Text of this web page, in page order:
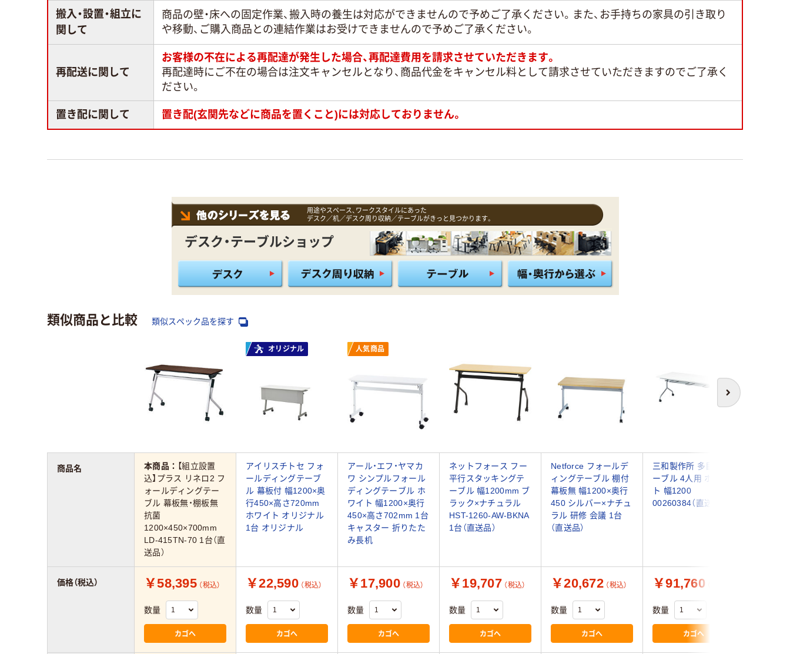
搬入・設置・組立に
関して
商品の壁・床への固定作業、搬入時の養生は対応ができませんので予めご了承ください。また、お手持ちの家具の引き取り
や移動、ご購入商品との連結作業はお受けできませんので予めご了承ください。
再配送に関して
お客様の不在による再配達が発生した場合、再配達費用を請求させていただきます。
再配達時にご不在の場合は注文キャンセルとなり、商品代金をキャンセル料として請求させていただきますのでご了承く
ださい。
置き配に関して 置き配(玄関先などに商品を置くこと)には対応しておりません。
用途やスペース、ワークスタイルにあった
デスク／机／デスク周り収納／テーブルがきっと見つかります。
デスク・テーブルショップ
類似商品と比較 類似スペック品を探す
次へ
オリジナル 人気商品
本商品： 【組立設置
込】プラス リネロ2 フ
ォールディングテー
ブル 幕板無・棚板無
抗菌
1200×450×700mm
LD-415TN-70 1台（直
送品）
アイリスチトセ フォ
ールディングテーブ
ル 幕板付 幅1200×奥
行450×高さ720mm
ホワイト オリジナル
1台 オリジナル
アール・エフ・ヤマカ
ワ シンプルフォール
ディングテーブル ホ
ワイト 幅1200×奥行
450×高さ702mm 1台
キャスター 折りたた
み長机
ネットフォース フー
平行スタッキングテ
ーブル 幅1200mm ブ
ラック×ナチュラル
HST-1260-AW-BKNA
1台（直送品）
Netforce フォールデ
ィングテーブル 棚付
幕板無 幅1200×奥行
450 シルバー×ナチュ
ラル 研修 会議 1台
（直送品）
三和製作所 多目的テ
ーブル 4人用 ホワイ
ト 幅1200
00260384（直送品）
￥58,395 （税込）
数量
カゴへ
￥22,590 （税込）
数量
カゴへ
￥17,900 （税込）
数量
カゴへ
￥19,707 （税込）
数量
カゴへ
￥20,672 （税込）
数量
カゴへ
￥91,760
数量
カゴへ
商品名
価格（税込）